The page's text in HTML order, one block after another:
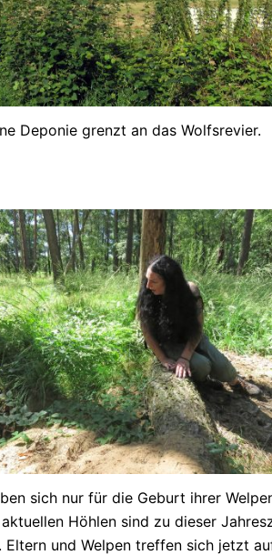
Deponie grenzt an das Wolfsrevier.
sich nur für die Geburt ihrer
Höhlen sind zu dieser
Eltern und Welpen treffen sich jetzt